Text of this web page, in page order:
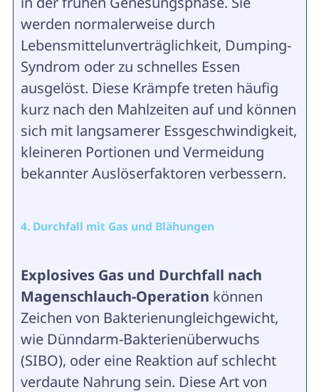
werden normalerweise durch
Lebensmittelunverträglichkeit, Dumping-
Syndrom oder zu schnelles Essen
ausgelöst. Diese Krämpfe treten häufig
kurz nach den Mahlzeiten auf und können
sich mit langsamerer Essgeschwindigkeit,
kleineren Portionen und Vermeidung
bekannter Auslöserfaktoren verbessern.
4. Durchfall mit Gas und Blähungen
Explosives Gas und Durchfall nach
Magenschlauch-Operation können
Zeichen von Bakterienungleichgewicht,
wie Dünndarm-Bakterienüberwuchs
(SIBO), oder eine Reaktion auf schlecht
verdaute Nahrung sein. Diese Art von